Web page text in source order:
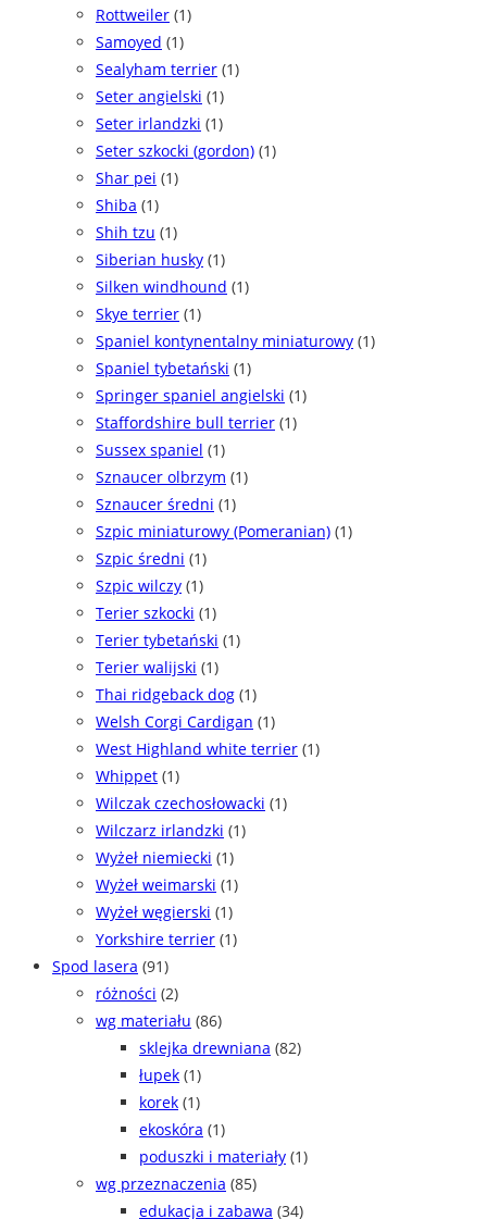
Rottweiler (1)
Samoyed (1)
Sealyham terrier (1)
Seter angielski (1)
Seter irlandzki (1)
Seter szkocki (gordon) (1)
Shar pei (1)
Shiba (1)
Shih tzu (1)
Siberian husky (1)
Silken windhound (1)
Skye terrier (1)
Spaniel kontynentalny miniaturowy (1)
Spaniel tybetański (1)
Springer spaniel angielski (1)
Staffordshire bull terrier (1)
Sussex spaniel (1)
Sznaucer olbrzym (1)
Sznaucer średni (1)
Szpic miniaturowy (Pomeranian) (1)
Szpic średni (1)
Szpic wilczy (1)
Terier szkocki (1)
Terier tybetański (1)
Terier walijski (1)
Thai ridgeback dog (1)
Welsh Corgi Cardigan (1)
West Highland white terrier (1)
Whippet (1)
Wilczak czechosłowacki (1)
Wilczarz irlandzki (1)
Wyżeł niemiecki (1)
Wyżeł weimarski (1)
Wyżeł węgierski (1)
Yorkshire terrier (1)
Spod lasera (91)
różności (2)
wg materiału (86)
sklejka drewniana (82)
łupek (1)
korek (1)
ekoskóra (1)
poduszki i materiały (1)
wg przeznaczenia (85)
edukacja i zabawa (34)